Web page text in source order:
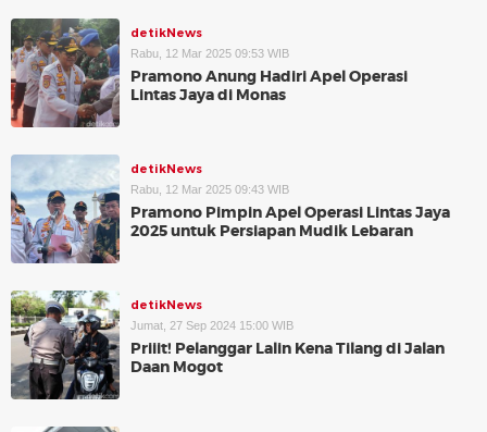
detikNews
Rabu, 12 Mar 2025 09:53 WIB
Pramono Anung Hadiri Apel Operasi
Lintas Jaya di Monas
detikNews
Rabu, 12 Mar 2025 09:43 WIB
Pramono Pimpin Apel Operasi Lintas Jaya
2025 untuk Persiapan Mudik Lebaran
detikNews
Jumat, 27 Sep 2024 15:00 WIB
Priiit! Pelanggar Lalin Kena Tilang di Jalan
Daan Mogot